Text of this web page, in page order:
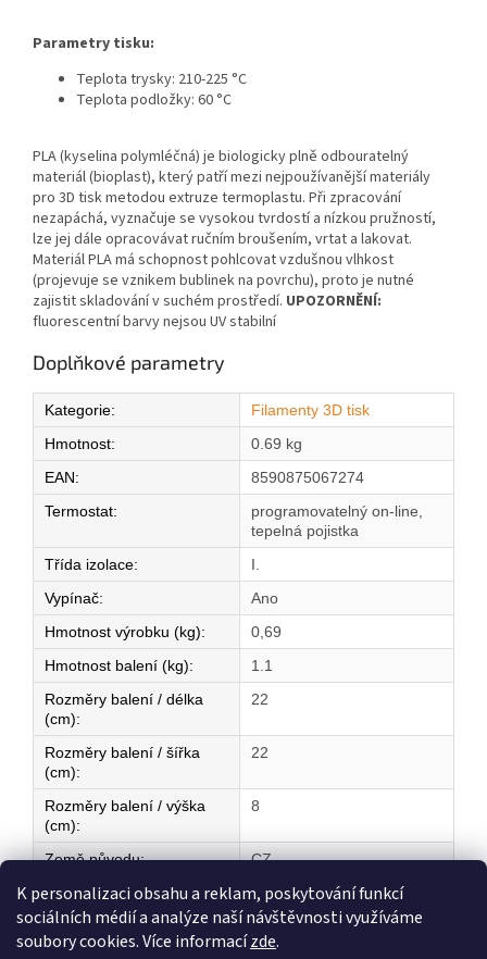
K personalizaci obsahu a reklam, poskytování funkcí
sociálních médií a analýze naší návštěvnosti využíváme
soubory cookies. Více informacízde.
Parametry tisku:
Teplota trysky: 210-225 °C
Teplota podložky: 60 °C
PLA (kyselina polymléčná) je biologicky plně odbouratelný
materiál (bioplast), který patří mezi nejpoužívanější materiály
pro 3D tisk metodou extruze termoplastu. Při zpracování
nezapáchá, vyznačuje se vysokou tvrdostí a nízkou pružností,
lze jej dále opracovávat ručním broušením, vrtat a lakovat.
Materiál PLA má schopnost pohlcovat vzdušnou vlhkost
(projevuje se vznikem bublinek na povrchu), proto je nutné
zajistit skladování v suchém prostředí. UPOZORNĚNÍ:
fluorescentní barvy nejsou UV stabilní
Doplňkové parametry
Kategorie:
Filamenty 3D tisk
Hmotnost:
0.69 kg
EAN:
8590875067274
Termostat:
programovatelný on-line,
tepelná pojistka
Třída izolace:
I.
Vypínač:
Ano
Hmotnost výrobku (kg):
0,69
Hmotnost balení (kg):
1.1
Rozměry balení / délka
(cm):
22
Rozměry balení / šířka
(cm):
22
Rozměry balení / výška
(cm):
8
Země původu: CZ